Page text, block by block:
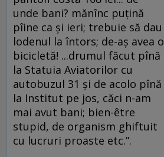
unde bani? mănînc puțină
pîine ca și ieri; trebuie să dau
lodenul la întors; de-aș avea o
bicicletă! ...drumul făcut pînă
la Statuia Aviatorilor cu
autobuzul 31 și de acolo pînă
la Institut pe jos, căci n-am
mai avut bani; bien-être
stupid, de organism ghiftuit
cu lucruri proaste etc.”.